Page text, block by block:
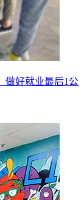
做好就业最后1公